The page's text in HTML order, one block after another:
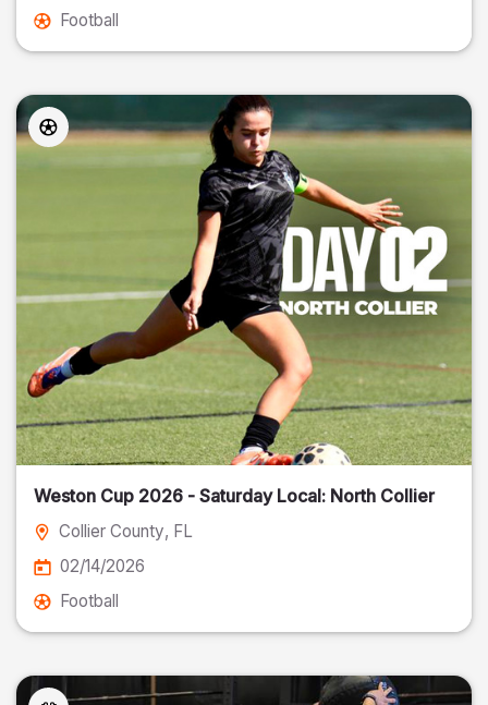
Football
Weston Cup 2026 - Saturday Local: North Collier
Collier County, FL
02/14/2026
Football